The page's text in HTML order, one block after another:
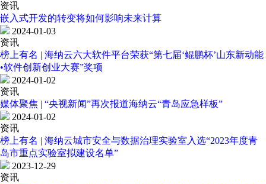
资讯
嵌入式开发的转变将如何影响未来计算
2024-01-03
资讯
榜上有名 | 海纳云六大软件平台荣获“第七届‘鲲鹏杯’山东新动能
•软件创新创业大赛”奖项
2024-01-02
资讯
媒体聚焦 | “央视新闻”再次报道海纳云“青岛应急样板”
2024-01-02
资讯
榜上有名 | 海纳云城市安全与数据治理实验室入选“2023年度青
岛市重点实验室拟建设名单”
2023-12-29
资讯